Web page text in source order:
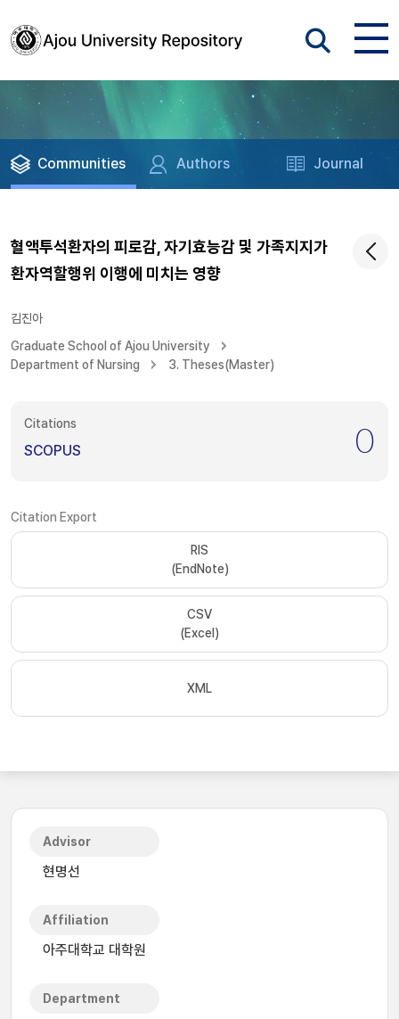
Communities Authors Journal
혈액투석환자의 피로감, 자기효능감 및 가족지지가
환자역할행위 이행에 미치는 영향
김진아
Graduate School of Ajou University
Department of Nursing
3. Theses(Master)
Citations
SCOPUS 0
Citation Export
RIS
(EndNote)
CSV
(Excel)
XML
Advisor
현명선
Affiliation
아주대학교 대학원
Department